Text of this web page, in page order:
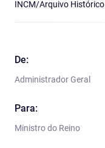
INCM/Arquivo
De:
Administrador Geral
Para:
Ministro do Reino